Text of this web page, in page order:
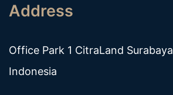
Address
Office Park 1 CitraLand Surabaya
Indonesia